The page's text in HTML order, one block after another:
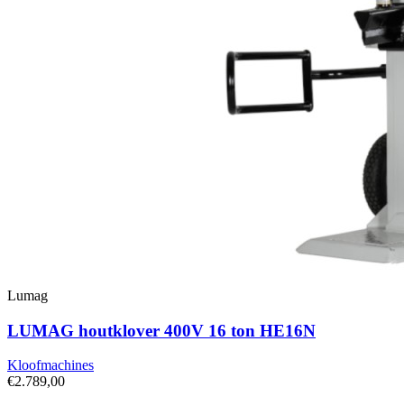
Lumag
LUMAG houtklover 400V 16 ton HE16N
Kloofmachines
€2.789,00